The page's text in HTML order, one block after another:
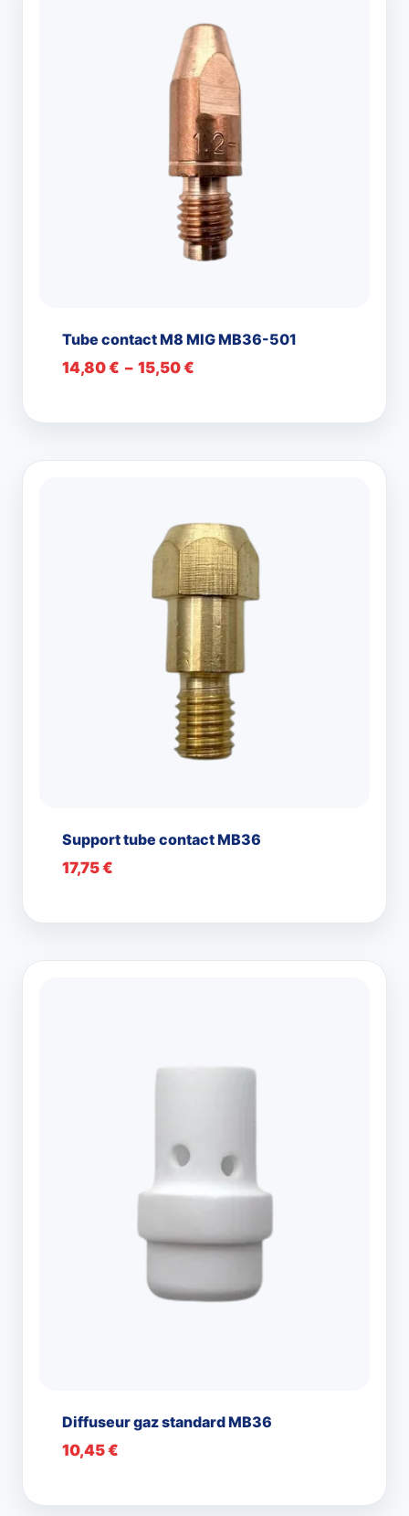
Tube contact M8 MIG MB36-501
14,80€ – 15,50€Plage
à
Support tube contact MB36
17,75€
Diffuseur gaz standard MB36
10,45€